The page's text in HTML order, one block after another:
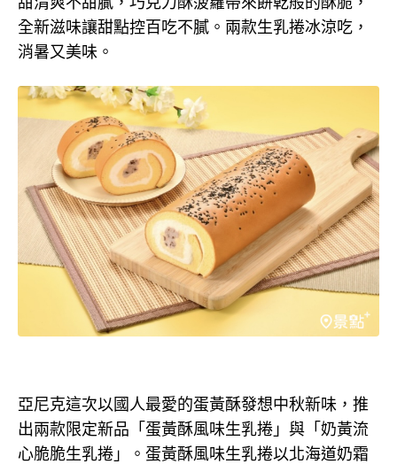
全新滋味讓甜點控百吃不膩。兩款生乳捲冰涼吃，
消暑又美味。
亞尼克這次以國人最愛的蛋黃酥發想中秋新味，推
出兩款限定新品「蛋黃酥風味生乳捲」與「奶黃流
心脆脆生乳捲」。蛋黃酥風味生乳捲以北海道奶霜